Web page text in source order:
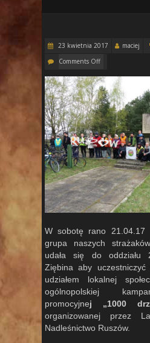
23 kwietnia 2017 maciej
Comments Off
W sobotę rano 21.04.17
grupa naszych
udała się do oddziału
Ziębina aby
udziałem lokalnej
ogólnopolskiej
promocyjnej „1000
organizowanej przez
Nadleśnictwo Ruszów.